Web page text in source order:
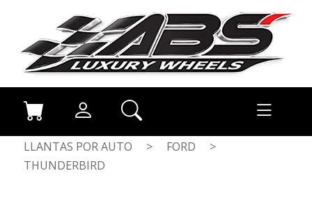
LLANTAS POR AUTO > FORD
>
THUNDERBIRD